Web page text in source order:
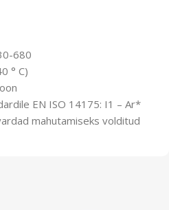
680
° C)
EN ISO 14175: I1 – Ar*
mahutamiseks volditud